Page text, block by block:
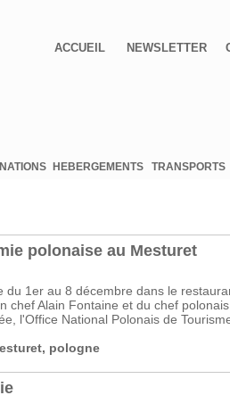
ACCUEIL NEWSLETTER
HEBERGEMENTS TRANSPORTS
polonaise au Mesturet
du 1er au 8 décembre dans le
chef Alain Fontaine et du chef
l'Office National Polonais de
, pologne